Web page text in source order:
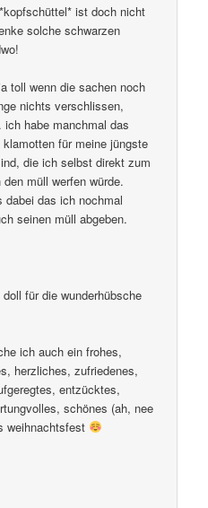
ist doch nicht
solche schwarzen
toll wenn die sachen noch
nichts verschlissen,
habe manchmal das
für meine jüngste
die ich selbst direkt zum
müll werfen würde.
das ich nochmal
seinen müll abgeben.
für die wunderhübsche
ich auch ein frohes,
herzliches, zufriedenes,
entzücktes,
schönes (ah, nee
weihnachtsfest